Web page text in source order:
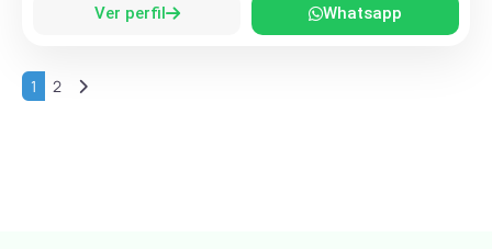
Ver perfil Whatsapp
1 2 Entradas anteriores